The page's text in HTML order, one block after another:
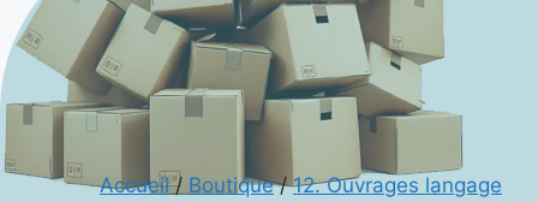
Accueil/ Boutique/12. Ouvrages langage